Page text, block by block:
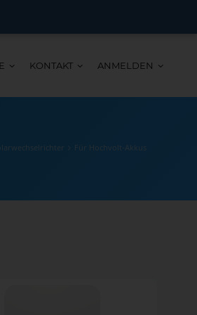
KONTAKT ANMELDEN
Für Hochvolt-Akkus
Dialog geschlossen. Seine Funktionalität ist